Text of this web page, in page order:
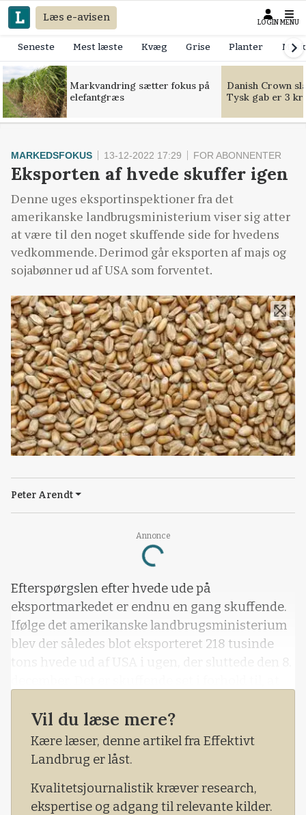
Læs e-avisen LOGIN MENU
Seneste Mest læste Kvæg Grise Planter
Markvandring sætter fokus på
elefantgræs
Danish Crown
Tysk gab er 3
Annonce
Loading...
MARKEDSFOKUS 13-12-2022 17:29 FOR ABONNENTER
Eksporten af hvede skuffer igen
Denne uges eksportinspektioner fra det
amerikanske landbrugsministerium viser sig atter
at være til den noget skuffende side for hvedens
vedkommende. Derimod går eksporten af majs og
sojabønner ud af USA som forventet.
Peter Arendt
Efterspørgslen efter hvede ude på
eksportmarkedet er endnu en gang skuffende.
Ifølge det amerikanske landbrugsministerium
blev der således blot eksporteret 218 tusinde
tons hvede ud af USA i ugen, der sluttede den 8.
hvede ud af USA på op imod 500 tusinde tons.
Vil du læse mere?
Kære læser, denne artikel fra Effektivt
Landbrug er låst.
Kvalitetsjournalistik kræver research,
ekspertise og adgang til relevante kilder.